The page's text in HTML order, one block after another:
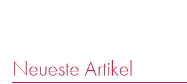
Neueste Artikel